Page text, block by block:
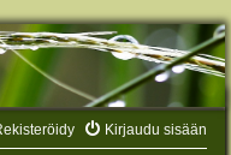
Kirjaudu sisään